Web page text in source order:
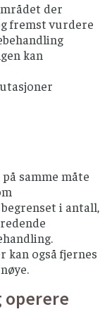
der
fremst vurdere
kan
samme måte
i antall,
kan også fjernes
operere